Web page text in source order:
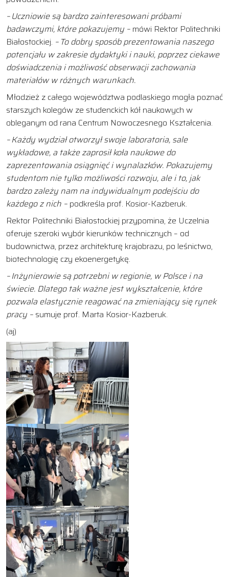
– Uczniowie są bardzo zainteresowani próbami
badawczymi, które pokazujemy – mówi Rektor Politechniki
Białostockiej. – To dobry sposób prezentowania naszego
potencjału w zakresie dydaktyki i nauki, poprzez ciekawe
doświadczenia i możliwość obserwacji zachowania
materiałów w różnych warunkach.
Młodzież z całego województwa podlaskiego mogła poznać
starszych kolegów ze studenckich kół naukowych w
obleganym od rana Centrum Nowoczesnego Kształcenia.
– Każdy wydział otworzył swoje laboratoria, sale
wykładowe, a także zaprosił koła naukowe do
zaprezentowania osiągnięć i wynalazków. Pokazujemy
studentom nie tylko możliwości rozwoju, ale i to, jak
bardzo zależy nam na indywidualnym podejściu do
każdego z nich – podkreśla prof. Kosior-Kazberuk.
Rektor Politechniki Białostockiej przypomina, że Uczelnia
oferuje szeroki wybór kierunków technicznych – od
budownictwa, przez architekturę krajobrazu, po leśnictwo,
biotechnologię czy ekoenergetykę.
– Inżynierowie są potrzebni w regionie, w Polsce i na
świecie. Dlatego tak ważne jest wykształcenie, które
pozwala elastycznie reagować na zmieniający się rynek
pracy – sumuje prof. Marta Kosior-Kazberuk.
(aj)